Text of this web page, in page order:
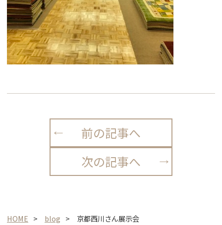
前の記事へ
次の記事へ
HOME blog 京都西川さん展示会